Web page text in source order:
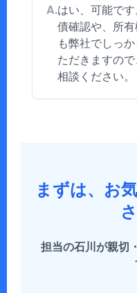
A.はい、可能で
債確認や、所
も弊社でしっ
ただきますの
相談ください。
まずは、お
担当の石川が親切